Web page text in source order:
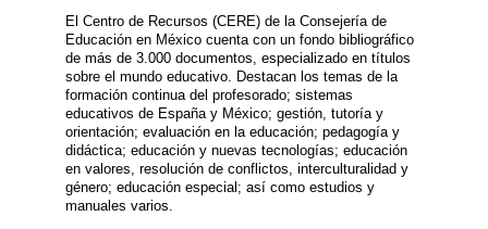
El Centro de Recursos (CERE) de la Consejería de
Educación en México cuenta con un fondo bibliográfico
de más de 3.000 documentos, especializado en títulos
sobre el mundo educativo. Destacan los temas de la
formación continua del profesorado; sistemas
educativos de España y México; gestión, tutoría y
orientación; evaluación en la educación; pedagogía y
didáctica; educación y nuevas tecnologías; educación
en valores, resolución de conflictos, interculturalidad y
género; educación especial; así como estudios y
manuales varios.